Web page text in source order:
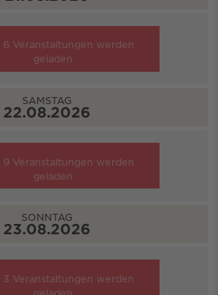
6 Veranstaltungen werden
geladen
SAMSTAG
22.08.2026
9 Veranstaltungen werden
geladen
SONNTAG
23.08.2026
3 Veranstaltungen werden